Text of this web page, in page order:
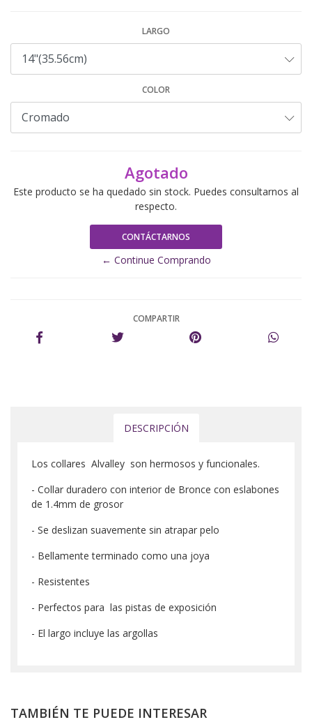
LARGO
COLOR
Agotado
Este producto se ha quedado sin stock. Puedes consultarnos al
respecto.
CONTÁCTARNOS
← Continue Comprando
COMPARTIR
DESCRIPCIÓN
Los collares Alvalley son hermosos y funcionales.
- Collar duradero con interior de Bronce con eslabones
de 1.4mm de grosor
- Se deslizan suavemente sin atrapar pelo
- Bellamente terminado como una joya
- Resistentes
- Perfectos para las pistas de exposición
- El largo incluye las argollas
TAMBIÉN TE PUEDE INTERESAR